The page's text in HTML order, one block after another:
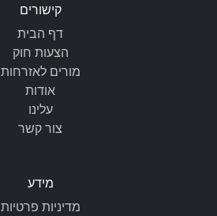
קישורים
דף הבית
הצעות חוק
מורים לאזרחות
אודות
עלינו
צור קשר
מידע
מדיניות פרטיות